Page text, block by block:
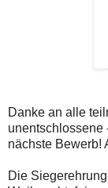
Danke an alle
unentschlossene
nächste Bewerb!
Die